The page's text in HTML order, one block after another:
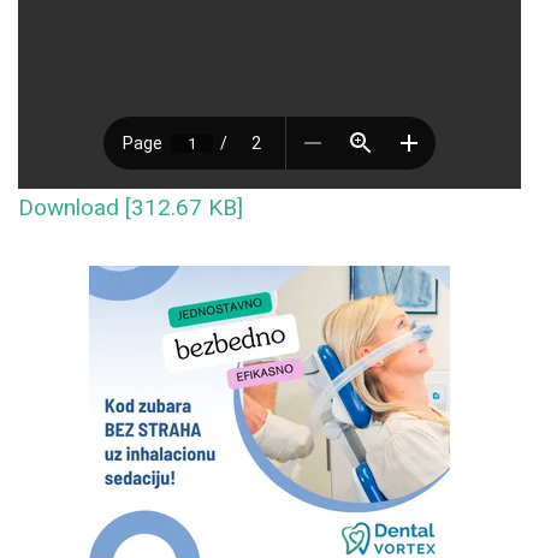
Download [312.67 KB]